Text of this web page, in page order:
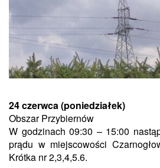
24 czerwca (poniedziałek)
Obszar Przybiernów
W godzinach 09:30 – 15:00
prądu w miejscowości
Krótka nr 2,3,4,5.6.